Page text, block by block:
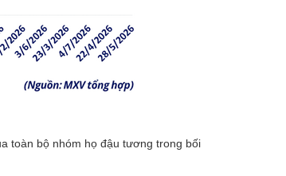
toàn bộ nhóm họ đậu tương trong bối